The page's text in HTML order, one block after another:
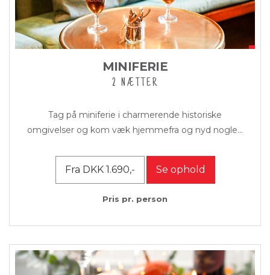
MINIFERIE
2 NÆTTER
Tag på miniferie i charmerende historiske
omgivelser og kom væk hjemmefra og nyd nogle...
Fra DKK 1.690,- Se ophold
Pris pr. person